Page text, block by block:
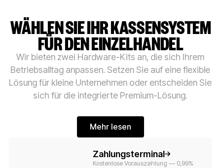
WÄHLEN SIE IHR KASSENSYSTEM
FÜR DEN EINZELHANDEL
Wir bieten zwei Hardware-Kits an, die sich Ihrem
Betriebsalltag anpassen. Setzen Sie auf eine flexible
Lösung für kleine Unternehmen oder entscheiden Sie
sich für die integrierte Premium-Lösung.
Mehr lesen
Mehr lesen
Zahlungsterminal
Kostenlose Vorauszahlung — 0,99%